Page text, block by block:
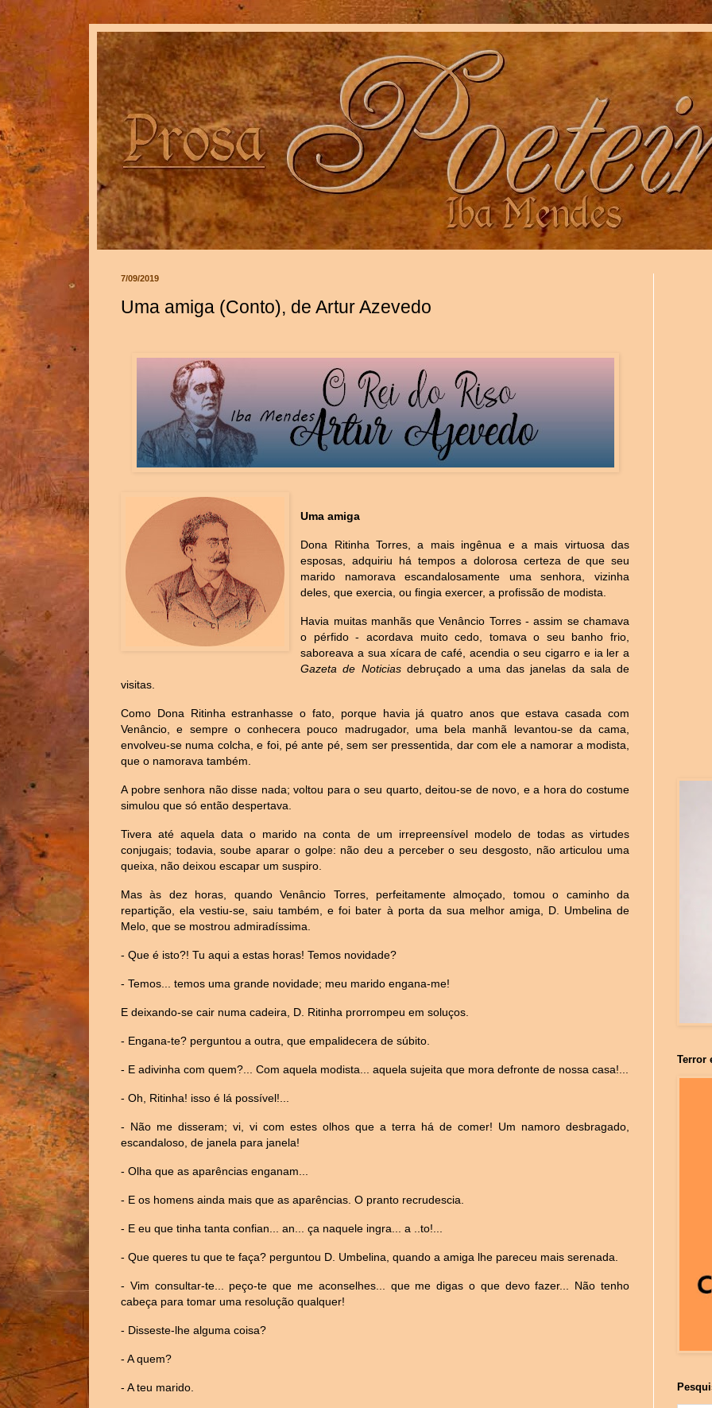
7/09/2019
Uma amiga (Conto), de Artur Azevedo
Uma amiga
Dona Ritinha Torres, a mais ingênua e a mais virtuosa das
esposas, adquiriu há tempos a dolorosa certeza de que seu
marido namorava escandalosamente uma senhora, vizinha
deles, que exercia, ou fingia exercer, a profissão de modista.
Havia muitas manhãs que Venâncio Torres - assim se chamava
o pérfido - acordava muito cedo, tomava o seu banho frio,
saboreava a sua xícara de café, acendia o seu cigarro e ia ler a
Gazeta de Noticiasdebruçado a uma das janelas da sala de
visitas.
Como Dona Ritinha estranhasse o fato, porque havia já quatro anos que estava casada com
Venâncio, e sempre o conhecera pouco madrugador, uma bela manhã levantou-se da cama,
envolveu-se numa colcha, e foi, pé ante pé, sem ser pressentida, dar com ele a namorar a modista,
que o namorava também.
A pobre senhora não disse nada; voltou para o seu quarto, deitou-se de novo, e a hora do costume
simulou que só então despertava.
Tivera até aquela data o marido na conta de um irrepreensível modelo de todas as virtudes
conjugais; todavia, soube aparar o golpe: não deu a perceber o seu desgosto, não articulou uma
queixa, não deixou escapar um suspiro.
Mas às dez horas, quando Venâncio Torres, perfeitamente almoçado, tomou o caminho da
repartição, ela vestiu-se, saiu também, e foi bater à porta da sua melhor amiga, D. Umbelina de
Melo, que se mostrou admiradíssima.
- Que é isto?! Tu aqui a estas horas! Temos novidade?
- Temos... temos uma grande novidade; meu marido engana-me!
E deixando-se cair numa cadeira, D. Ritinha prorrompeu em soluços.
- Engana-te? perguntou a outra, que empalidecera de súbito.
- E adivinha com quem?... Com aquela modista... aquela sujeita que mora defronte de nossa casa!...
- Oh, Ritinha! isso é lá possível!...
- Não me disseram; vi, vi com estes olhos que a terra há de comer! Um namoro desbragado,
escandaloso, de janela para janela!
- Olha que as aparências enganam...
- E os homens ainda mais que as aparências. O pranto recrudescia.
- E eu que tinha tanta confian... an... ça naquele ingra... a ..to!...
- Que queres tu que te faça? perguntou D. Umbelina, quando a amiga lhe pareceu mais serenada.
- Vim consultar-te... peço-te que me aconselhes... que me digas o que devo fazer... Não tenho
cabeça para tomar uma resolução qualquer!
- Disseste-lhe alguma coisa?
- A quem?
- A teu marido.
Terror